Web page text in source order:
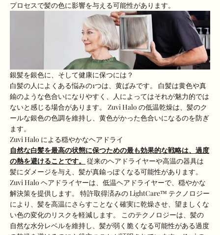
プロセスで髪の色に影響を与える可能性があります。
銀髪を銀色に、そして健康に保つには？
白髪の人によくある悩みの1つは、黄ばみです。 白髪は黄色や真
鍮のような色合いになりやすく、人によってはそれが魅力的では
ないと感じる場合があります。 Zuvi Halo の低温乾燥は、髪のク
ールな銀色の色調を維持し、黄色がかった色合いになるのを防ぎ
ます。
Zuvi Halo による穏やかなヘアドライ
自然な白髪を最高の状態に保つための最も効果的な戦略は、過度
の熱を避けることです。
従来のヘアドライヤーや高温の器具は
髪にダメージを与え、髪が真鍮っぽくなる可能性があります。
Zuvi Halo ヘアドライヤーは、低温ヘアドライヤーで、穏やかな
解決策を提供します。 特許取得済みの LightCare™ テクノロジー
により、髪を高温にさらすことなく確実に乾燥させ、望ましくな
い色の変化のリスクを軽減します。 このテクノロジーは、髪の
自然な水分レベルを維持し、髪が弱く脆くなる可能性がある過度